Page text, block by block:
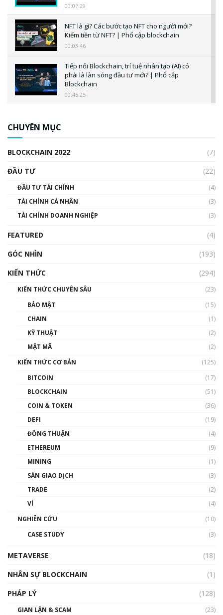
00:07:29
NFT là gì? Các bước tạo NFT cho người mới?
Kiếm tiền từ NFT? | Phổ cập blockchain
00:03:46
Tiếp nối Blockchain, trí tuệ nhân tạo (AI) có
phải là làn sóng đầu tư mới? | Phổ cập
Blockchain
00:45:25
00:02:14
Nhìn lại năm 2022: Những sự kiện ảnh hưởng
đến hệ sinh thái tiền mã hoá | Phổ cập
00:43:47
như thể nào?
00:39:31
Phổ cập Blockchain
thống & Crypto qua các cuộc chiến | Phổ cập
01:32:59
gió ấm
CHUYÊN MỤC
BLOCKCHAIN 2022
(7)
ĐẦU TƯ
(22)
ĐẦU TƯ TÀI CHÍNH
(4)
TÀI CHÍNH CÁ NHÂN
(3)
TÀI CHÍNH DOANH NGHIỆP
(3)
FEATURED
(4)
GÓC NHÌN
(193)
KIẾN THỨC
(294)
KIẾN THỨC CHUYÊN SÂU
(23)
BẢO MẬT
(15)
CHAIN
(1)
KỸ THUẬT
(2)
MẬT MÃ
(2)
KIẾN THỨC CƠ BẢN
(125)
BITCOIN
(17)
BLOCKCHAIN
(51)
COIN & TOKEN
(36)
DEFI
(19)
ĐỒNG THUẬN
(4)
ETHEREUM
(9)
MINING
(1)
SÀN GIAO DỊCH
(3)
TRADE
(2)
VÍ
(4)
NGHIÊN CỨU
(10)
CASE STUDY
(3)
METAVERSE
(18)
NHÂN SỰ BLOCKCHAIN
(1)
PHÁP LÝ
(128)
GIAN LẬN & SCAM
(23)